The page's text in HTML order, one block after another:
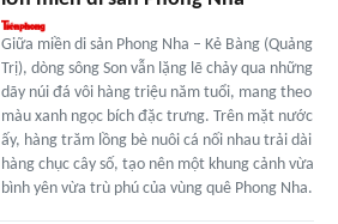
Giữa miền di sản Phong Nha – Kẻ Bàng (Quảng
Trị), dòng sông Son vẫn lặng lẽ chảy qua những
dãy núi đá vôi hàng triệu năm tuổi, mang theo
màu xanh ngọc bích đặc trưng. Trên mặt nước
ấy, hàng trăm lồng bè nuôi cá nối nhau trải dài
hàng chục cây số, tạo nên một khung cảnh vừa
bình yên vừa trù phú của vùng quê Phong Nha.